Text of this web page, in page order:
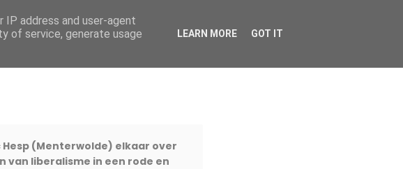
HOME
(Menterwolde) elkaar over
liberalisme in een rode en
address and user-agent
of service, generate usage
LEARN MORE GOT IT